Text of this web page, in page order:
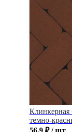
Клинкерная
темно-
56.9 ₽ / шт